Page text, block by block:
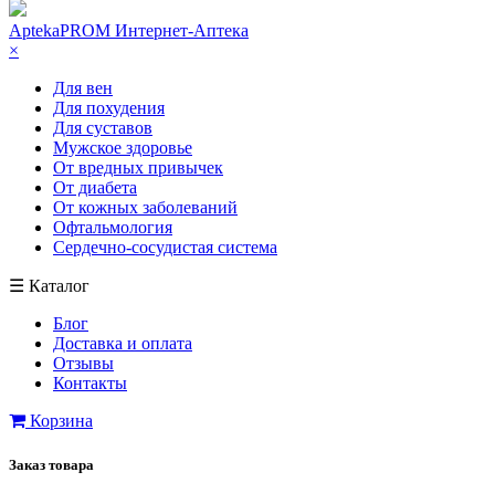
AptekaPROM Интернет-Аптека
×
Для вен
Для похудения
Для суставов
Мужское здоровье
От вредных привычек
От диабета
От кожных заболеваний
Офтальмология
Сердечно-сосудистая система
☰ Каталог
Блог
Доставка и оплата
Отзывы
Контакты
Корзина
Заказ товара